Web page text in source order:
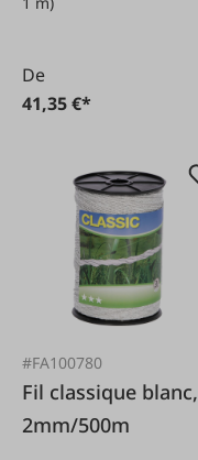
De
41,35 €*
#FA100780
Fil classique blanc,
2mm/500m